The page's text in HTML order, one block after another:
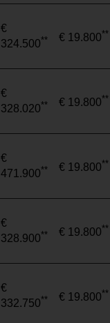
€
324.500** € 19.800**
€
328.020** € 19.800**
€
471.900** € 19.800**
€
328.900** € 19.800**
€
332.750** € 19.800**